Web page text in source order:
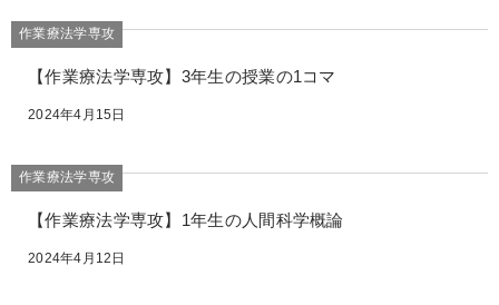
作業療法学専攻
【作業療法学専攻】3年生の授業の1コマ
2024年4月15日
作業療法学専攻
【作業療法学専攻】1年生の人間科学概論
2024年4月12日